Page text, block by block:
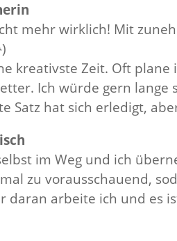
mehr wirklich! Mit
kreativste Zeit. Oft
Ich würde gern
Satz hat sich erledigt,
im Weg und ich
zu vorausschauend,
daran arbeite ich und es